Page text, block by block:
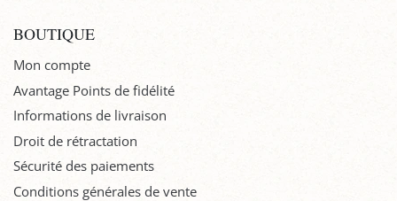
BOUTIQUE
Mon compte
Avantage Points de fidélité
Informations de livraison
Droit de rétractation
Sécurité des paiements
Conditions générales de vente